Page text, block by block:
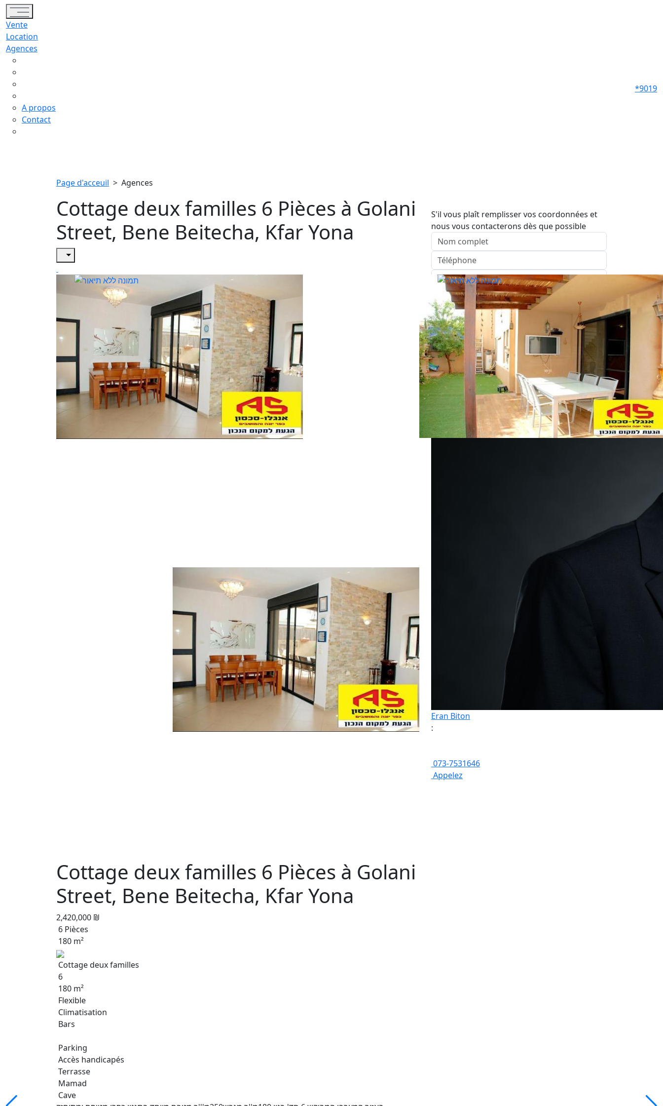
Toggle navigation
Vente
Location
Agences
A propos
Contact
*9019
Page d'acceuil > Agences
Cottage deux familles 6 Pièces à Golani
Street, Bene Beitecha, Kfar Yona
Cottage deux familles 6 Pièces à Golani
Street, Bene Beitecha, Kfar Yona
2,420,000 ₪
6 Pièces
180 m²
Cottage deux familles
6
180 m²
Flexible
Climatisation
Bars
Parking
Accès handicapés
Terrasse
Mamad
Cave
S'il vous plaît remplisser vos coordonnées et
nous vous contacterons dès que possible
Envoyer
Eran Biton
:
073-7531646
Appelez